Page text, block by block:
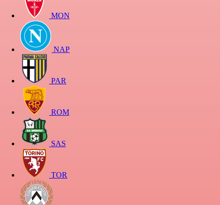
MON
NAP
PAR
ROM
SAS
TOR